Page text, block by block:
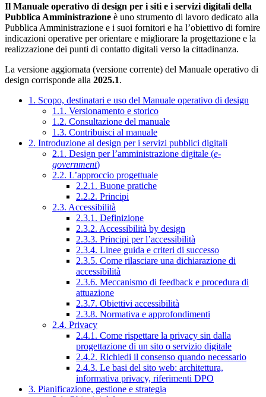
Il Manuale operativo di design per i siti e i servizi digitali della
Pubblica Amministrazione è uno strumento di lavoro dedicato alla
Pubblica Amministrazione e i suoi fornitori e ha l’obiettivo di fornire
indicazioni operative per orientare e migliorare la progettazione e la
realizzazione dei punti di contatto digitali verso la cittadinanza.
La versione aggiornata (versione corrente) del Manuale operativo di
design corrisponde alla 2025.1.
1. Scopo, destinatari e uso del Manuale operativo di design
1.1. Versionamento e storico
1.2. Consultazione del manuale
1.3. Contribuisci al manuale
2. Introduzione al design per i servizi pubblici digitali
2.1. Design per l’amministrazione digitale (e-
government)
2.2. L’approccio progettuale
2.2.1. Buone pratiche
2.2.2. Principi
2.3. Accessibilità
2.3.1. Definizione
2.3.2. Accessibilità by design
2.3.3. Principi per l’accessibilità
2.3.4. Linee guida e criteri di successo
2.3.5. Come rilasciare una dichiarazione di
accessibilità
2.3.6. Meccanismo di feedback e procedura di
attuazione
2.3.7. Obiettivi accessibilità
2.3.8. Normativa e approfondimenti
2.4. Privacy
2.4.1. Come rispettare la privacy sin dalla
progettazione di un sito o servizio digitale
2.4.2. Richiedi il consenso quando necessario
2.4.3. Le basi del sito web: architettura,
informativa privacy, riferimenti DPO
3. Pianificazione, gestione e strategia